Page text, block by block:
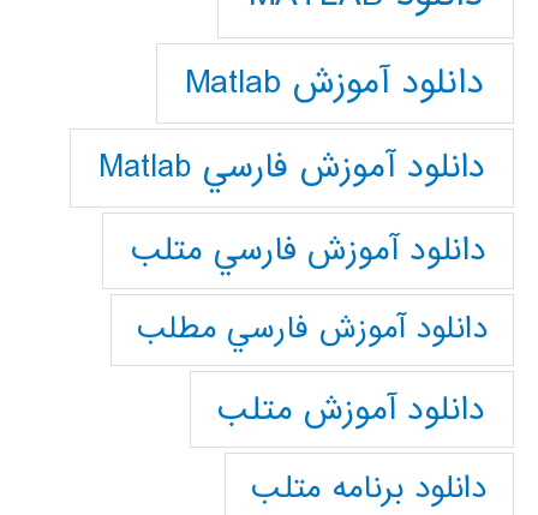
دانلود آموزش Matlab
دانلود آموزش فارسي Matlab
دانلود آموزش فارسي متلب
دانلود آموزش فارسي مطلب
دانلود آموزش متلب
دانلود برنامه متلب